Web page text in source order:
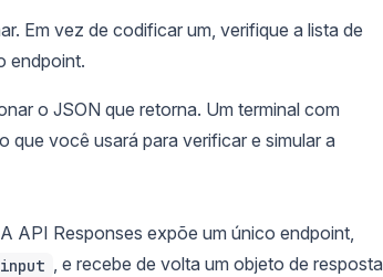
Em vez de codificar um, verifique a lista de
endpoint.
o JSON que retorna. Um terminal com
que você usará para verificar e simular a
API Responses expõe um único endpoint,
input
, e recebe de volta um objeto de resposta